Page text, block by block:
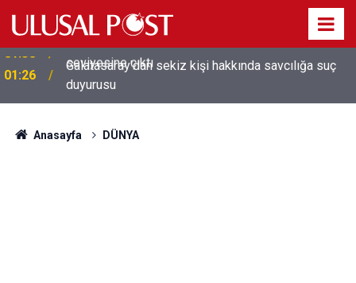
01:26
Galatasaray'dan sekiz kişi hakkında savcılığa suç
duyurusu
Anasayfa DÜNYA